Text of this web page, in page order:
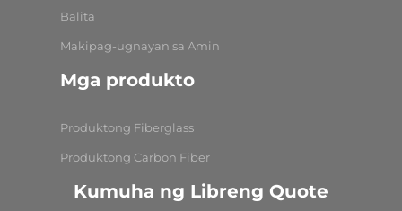
Balita
Makipag-ugnayan sa Amin
Mga produkto
Produktong Fiberglass
Produktong Carbon Fiber
Kumuha ng Libreng Quote